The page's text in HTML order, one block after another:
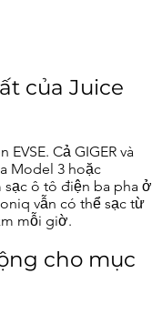
của Juice
Cả GIGER và
Model 3 hoặc
sạc ô tô điện ba pha ở
vẫn có thể sạc từ
mỗi giờ.
cho mục